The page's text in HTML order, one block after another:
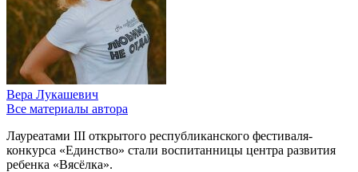
Вера Лукашевич
Все материалы автора
Лауреатами III открытого республиканского фестиваля-
конкурса «Единство» стали воспитанницы центра развития
ребенка «Вясёлка».